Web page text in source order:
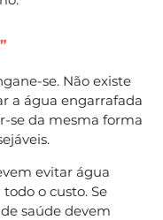
se. Não existe
a água engarrafada
se da mesma forma
evitar água
o custo. Se
saúde devem